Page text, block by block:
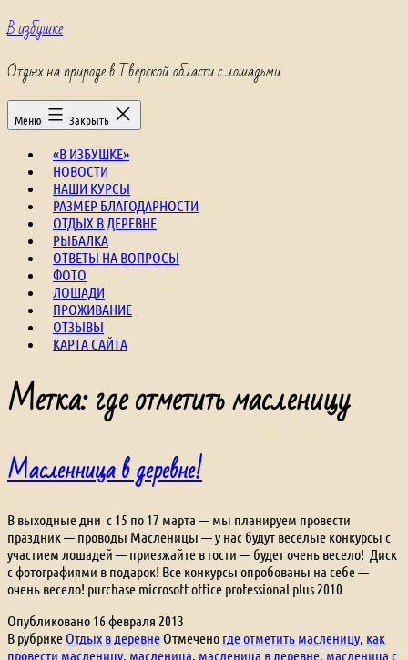
Перейти
к
В избушке
Отдых на природе в Тверской области с лошадьми
Меню Закрыть
«В ИЗБУШКЕ»
НОВОСТИ
НАШИ КУРСЫ
РАЗМЕР БЛАГОДАРНОСТИ
ОТДЫХ В ДЕРЕВНЕ
РЫБАЛКА
ОТВЕТЫ НА ВОПРОСЫ
ФОТО
ЛОШАДИ
ПРОЖИВАНИЕ
ОТЗЫВЫ
КАРТА САЙТА
Метка:где отметить масленицу
Масленница в деревне!
В выходные дни с 15 по 17 марта — мы планируем провести
праздник — проводы Масленицы — у нас будут веселые конкурсы с
участием лошадей — приезжайте в гости — будет очень весело! Диск
с фотографиями в подарок! Все конкурсы опробованы на себе —
очень весело! purchase microsoft office professional plus 2010
Опубликовано 16 февраля 2013
В рубрике Отдых в деревне Отмечено где отметить масленицу как
провести масленицу масленица масленица в деревне масленица с